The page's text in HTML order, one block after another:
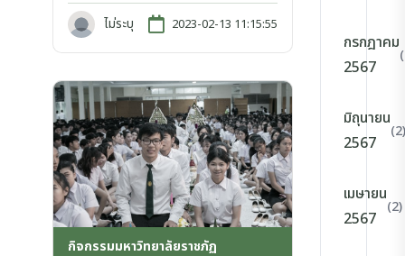
ไม่ระบุ 2023-02-13 11:15:55
กิจกรรมมหาวิทยาลัยราชภัฏ
กรกฎาคม
2567
มิถุนายน
2567
(2)
เมษายน
2567
(2)